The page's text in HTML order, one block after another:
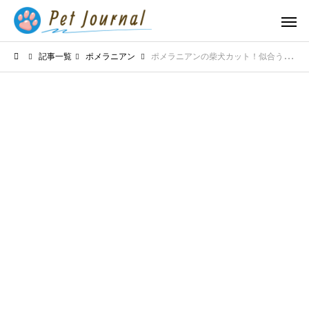
記事一覧 ポメラニアン ポメラニアンの柴犬カット！似合う子と似合わない子の特徴を大公開